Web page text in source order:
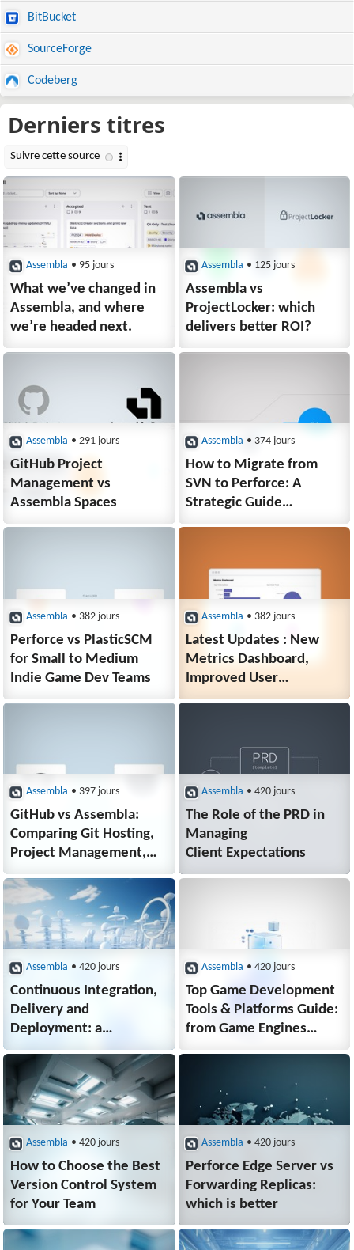
BitBucket
SourceForge
Codeberg
Assembla • 95 jours
What we’ve changed in
Assembla, and where
we’re headed next.
Assembla • 125 jours
Assembla vs
ProjectLocker: which
delivers better ROI?
Assembla • 291 jours
GitHub Project
Management vs
Assembla Spaces
Assembla • 374 jours
How to Migrate from
SVN to Perforce: A
Strategic Guide
Assembla • 382 jours
Perforce vs PlasticSCM
for Small to Medium
Indie Game Dev Teams
Assembla • 382 jours
Latest Updates : New
Metrics Dashboard,
Improved User
Management, and Key
Assembla • 397 jours
GitHub vs Assembla:
Comparing Git Hosting,
Project Management,
Assembla • 420 jours
The Role of the PRD in
Managing
Client Expectations
Assembla • 420 jours
Continuous Integration,
Delivery and
Deployment: a
quick guide
Assembla • 420 jours
Top Game Development
Tools & Platforms Guide:
from Game Engines
Assembla • 420 jours
How to Choose the Best
Version Control System
for Your Team
Assembla • 420 jours
Perforce Edge Server vs
Forwarding Replicas:
which is better